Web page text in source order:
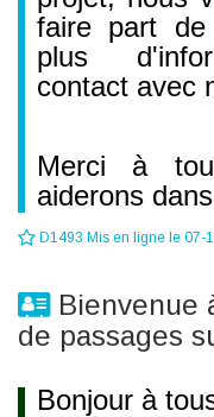
faire part
plus
contact avec
Merci à
aiderons
D1493 Mis en ligne le 07-
Bienvenue
de passages
Bonjour à